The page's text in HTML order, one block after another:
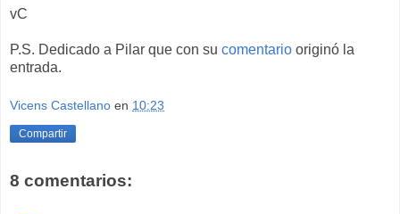
vC
P.S. Dedicado a Pilar que con su comentario originó la
entrada.
Vicens Castellano en 10:23
Compartir
8 comentarios: